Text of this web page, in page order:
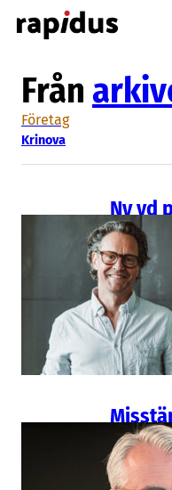
Hoppa
till
Från
Företag
Krinova
Ny vd
Krinova
Sju
gå
bråttom,
Juridik/
Dug